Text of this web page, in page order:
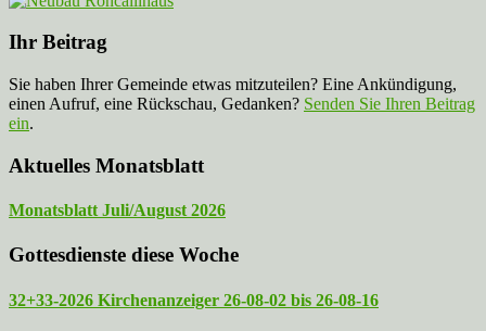
Ihr Beitrag
Sie haben Ihrer Gemeinde etwas mitzuteilen? Eine Ankündigung,
einen Aufruf, eine Rückschau, Gedanken? Senden Sie Ihren Beitrag
ein.
Aktuelles Monatsblatt
Monatsblatt Juli/August 2026
Gottesdienste diese Woche
32+33-2026 Kirchenanzeiger 26-08-02 bis 26-08-16